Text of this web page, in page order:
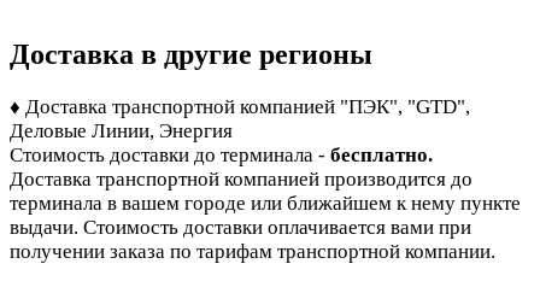
Доставка в другие регионы
♦ Доставка транспортной компанией "ПЭК", "GTD",
Деловые Линии, Энергия
Стоимость доставки до терминала - бесплатно.
Доставка транспортной компанией производится до
терминала в вашем городе или ближайшем к нему пункте
выдачи. Стоимость доставки оплачивается вами при
получении заказа по тарифам транспортной компании.